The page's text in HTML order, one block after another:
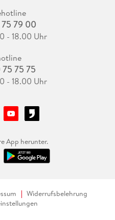
79 00
- 18.00 Uhr
75 75
- 18.00 Uhr
App herunter.
Widerrufsbelehrung